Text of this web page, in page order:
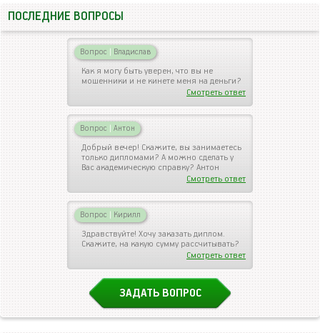
ПОСЛЕДНИЕ ВОПРОСЫ
Вопрос | Владислав
Как я могу быть уверен, что вы не
мошенники и не кинете меня на деньги?
Смотреть ответ
Вопрос | Антон
Добрый вечер! Скажите, вы занимаетесь
только дипломами? А можно сделать у
Вас академическую справку? Антон
Смотреть ответ
Вопрос | Кирилл
Здравствуйте! Хочу заказать диплом.
Скажите, на какую сумму рассчитывать?
Смотреть ответ
ЗАДАТЬ ВОПРОС